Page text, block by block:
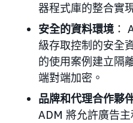
器程式庫的整合實
安全的資料環境 ：
級存取控制的安全
的使用案例建立隔
端對端加密。
品牌和代理合作夥
ADM 將允許廣告